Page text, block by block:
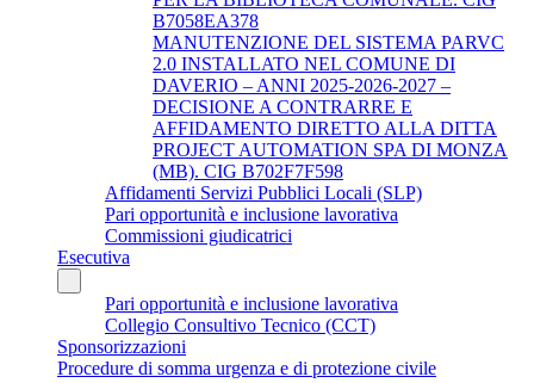
B7058EA378
MANUTENZIONE DEL SISTEMA PARVC
2.0 INSTALLATO NEL COMUNE DI
DAVERIO – ANNI 2025-2026-2027 –
DECISIONE A CONTRARRE E
AFFIDAMENTO DIRETTO ALLA DITTA
PROJECT AUTOMATION SPA DI MONZA
(MB). CIG B702F7F598
Affidamenti Servizi Pubblici Locali (SLP)
Pari opportunità e inclusione lavorativa
Commissioni giudicatrici
Esecutiva
Pari opportunità e inclusione lavorativa
Collegio Consultivo Tecnico (CCT)
Sponsorizzazioni
Procedure di somma urgenza e di protezione civile